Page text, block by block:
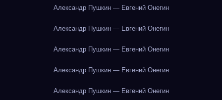
Александр Пушкин — Евгений Онегин
Александр Пушкин — Евгений Онегин
Александр Пушкин — Евгений Онегин
Александр Пушкин — Евгений Онегин
Александр Пушкин — Евгений Онегин